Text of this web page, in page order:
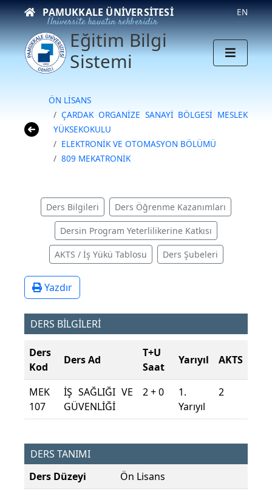
PAMUKKALE ÜNIVERSITESI
Üniversite hayatın rehberidir
EN
Eğitim Bilgi
Sistemi
ÖN LİSANS
ÇARDAK ORGANİZE SANAYİ BÖLGESİ MESLEK
YÜKSEKOKULU
ELEKTRONİK VE OTOMASYON BÖLÜMÜ
809 MEKATRONİK
Ders Bilgileri Ders Öğrenme Kazanımları
Dersin Program Yeterlilikerine Katkısı
AKTS / İş Yükü Tablosu Ders Şubeleri
Yazdır
DERS BİLGİLERİ
Ders
Kod
Ders Ad
T+U
Saat
Yarıyıl AKTS
MEK
107
İŞ SAĞLIĞI VE
GÜVENLİĞİ
2 + 0
1.
Yarıyıl
2
DERS TANIMI
Ders Düzeyi
Ön Lisans